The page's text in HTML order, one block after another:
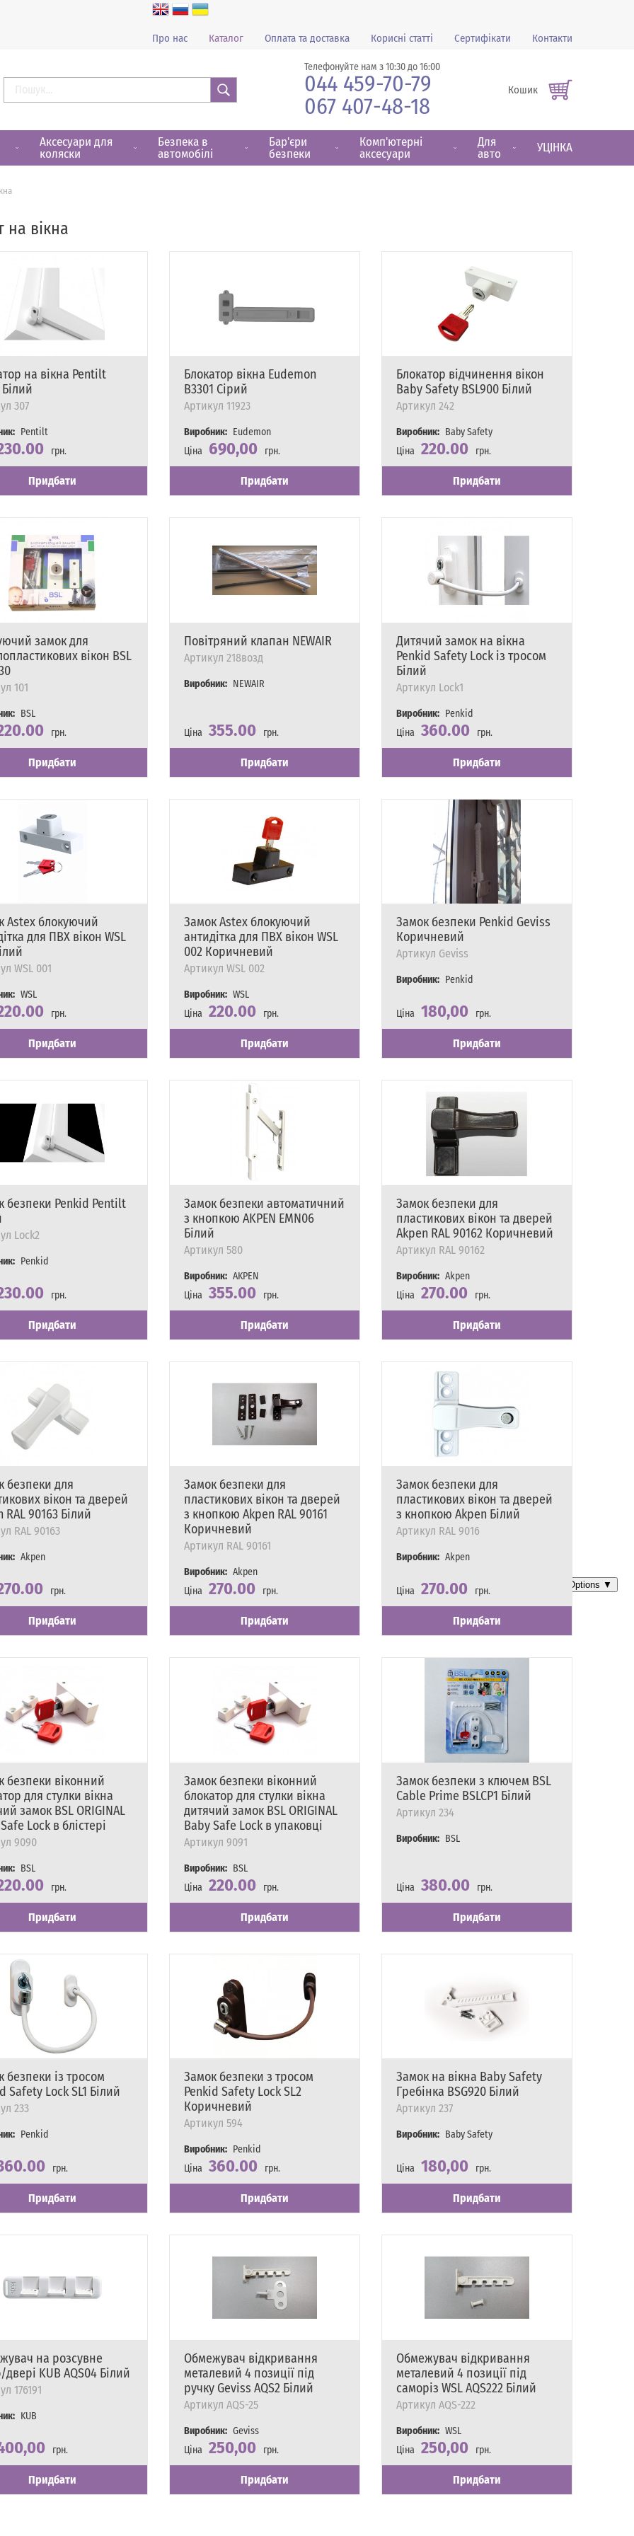
Про нас Каталог Оплата та доставка Корисні статті Сертифікати Контакти
Телефонуйте нам з 10:30 до 16:00
044 459-70-79
067 407-48-18
Кошик
Аксесуари для
коляски
Безпека в
автомобілі
Бар'єри
безпеки
Комп'ютерні
аксесуари
Для
авто
УЦІНКА
на вікна
на вікна Pentilt
Білий
307
Pentilt
грн.
Придбати
Блокатор вікна Eudemon
B3301 Сірий
Артикул 11923
Виробник: Eudemon
Ціна
690,00
грн.
Наявність
Є в наявності
Придбати
Блокатор відчинення вікон
Baby Safety BSL900 Білий
Артикул 242
Виробник: Baby Safety
Ціна 220.00
грн.
Наявність
Є в наявності
Придбати
замок для
вікон BSL
101
BSL
грн.
Придбати
Повітряний клапан NEWAIR
Артикул 218возд
Виробник: NEWAIR
Ціна 355.00
грн.
Наявність
Є в наявності
Придбати
Дитячий замок на вікна
Penkid Safety Lock із тросом
Білий
Артикул Lock1
Виробник: Penkid
Ціна 360.00
грн.
Наявність
Є в наявності
Придбати
Astex блокуючий
для ПВХ вікон WSL
WSL 001
WSL
грн.
Придбати
Замок Astex блокуючий
антидітка для ПВХ вікон WSL
002 Коричневий
Артикул WSL 002
Виробник: WSL
Ціна 220.00
грн.
Наявність
Є в наявності
Придбати
Замок безпеки Penkid Geviss
Коричневий
Артикул Geviss
Виробник: Penkid
Ціна 180,00
грн.
Наявність
Є в наявності
Придбати
безпеки Penkid Pentilt
Lock2
Penkid
грн.
Придбати
Замок безпеки автоматичний
з кнопкою AKPEN EMN06
Білий
Артикул 580
Виробник: AKPEN
Ціна 355.00
грн.
Наявність
Є в наявності
Придбати
Замок безпеки для
пластикових вікон та дверей
Akpen RAL 90162 Коричневий
Артикул RAL 90162
Виробник: Akpen
Ціна 270.00
грн.
Наявність
Є в наявності
Придбати
безпеки для
вікон та дверей
RAL 90163 Білий
RAL 90163
Akpen
грн.
Придбати
Замок безпеки для
пластикових вікон та дверей
з кнопкою Akpen RAL 90161
Коричневий
Артикул RAL 90161
Виробник: Akpen
Ціна 270.00
грн.
Наявність
Є в наявності
Придбати
Замок безпеки для
пластикових вікон та дверей
з кнопкою Akpen Білий
Артикул RAL 9016
Виробник: Akpen
Ціна 270.00
грн.
Наявність
Є в наявності
Придбати
безпеки віконний
для стулки вікна
замок BSL ORIGINAL
Lock в блістері
9090
BSL
грн.
Придбати
Замок безпеки віконний
блокатор для стулки вікна
дитячий замок BSL ORIGINAL
Baby Safe Lock в упаковці
Артикул 9091
Виробник: BSL
Ціна 220.00
грн.
Наявність
Є в наявності
Придбати
Замок безпеки з ключем BSL
Cable Prime BSLCP1 Білий
Артикул 234
Виробник: BSL
Ціна 380.00
грн.
Наявність
Є в наявності
Придбати
безпеки із тросом
Safety Lock SL1 Білий
233
Penkid
грн.
Придбати
Замок безпеки з тросом
Penkid Safety Lock SL2
Коричневий
Артикул 594
Виробник: Penkid
Ціна 360.00
грн.
Наявність
Є в наявності
Придбати
Замок на вікна Baby Safety
Гребінка BSG920 Білий
Артикул 237
Виробник: Baby Safety
Ціна 180,00
грн.
Наявність
Є в наявності
Придбати
на розсувне
двері KUB AQS04 Білий
176191
KUB
грн.
Придбати
Обмежувач відкривання
металевий 4 позиції під
ручку Geviss AQS2 Білий
Артикул AQS-25
Виробник: Geviss
Ціна 250,00
грн.
Наявність
Є в наявності
Придбати
Обмежувач відкривання
металевий 4 позиції під
саморіз WSL AQS222 Білий
Артикул AQS-222
Виробник: WSL
Ціна 250,00
грн.
Наявність
Є в наявності
Придбати